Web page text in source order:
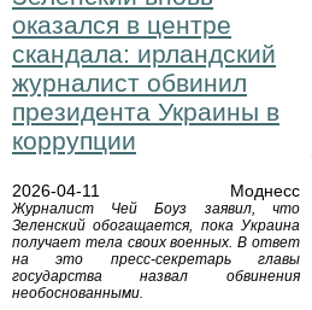
оказался в центре
скандала: ирландский
журналист обвинил
президента Украины в
коррупции
2026-04-11 Моднесс
Журналист Чей Боуз заявил, что
Зеленский обогащается, пока Украина
получает тела своих военных. В ответ
на это пресс-секретарь главы
государства назвал обвинения
необоснованными.